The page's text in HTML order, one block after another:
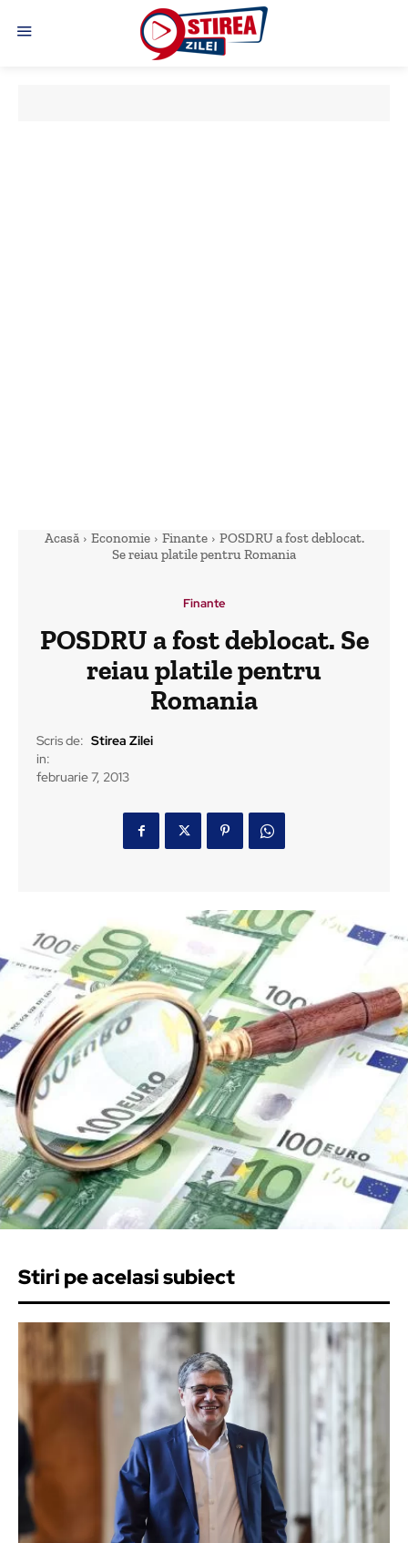
Acasă Economie Finante
POSDRU a fost deblocat.
Se reiau platile pentru Romania
Finante
POSDRU a fost deblocat. Se
reiau platile pentru
Romania
Scris de: Stirea Zilei
in:
februarie 7, 2013
Stiri pe acelasi subiect